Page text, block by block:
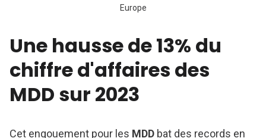
Europe
Une hausse de 13% du
chiffre d'affaires des
MDD sur 2023
Cet engouement pour les MDD bat des records en